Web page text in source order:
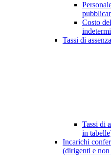
Costo
Tassi di assenza
Tassi di
in
Incarichi
(dirigenti e